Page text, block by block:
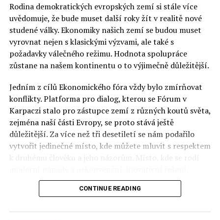
Jaromír Piskoř
redaktor a editor polskodnes.cz
Rodina demokratických evropských zemí si stále více
uvědomuje, že bude muset další roky žít v realitě nové
studené války. Ekonomiky našich zemí se budou muset
vyrovnat nejen s klasickými výzvami, ale také s
požadavky válečného režimu. Hodnota spolupráce
zůstane na našem kontinentu o to výjimečně důležitější.
Jedním z cílů Ekonomického fóra vždy bylo zmírňovat
konflikty. Platforma pro dialog, kterou se Fórum v
Karpaczi stalo pro zástupce zemí z různých koutů světa,
zejména naší části Evropy, se proto stává ještě
důležitější. Za více než tři desetiletí se nám podařilo
vytvořit jedinečné místo, kde můžete mluvit s respektem
k druhému člověku a jeho názorům. Místo, kde se rodí
Polsko musí mít instituce, jejichž horizont činnosti je
politický tým. Pouze to vám dává šanci skutečně řešit
CONTINUE READING